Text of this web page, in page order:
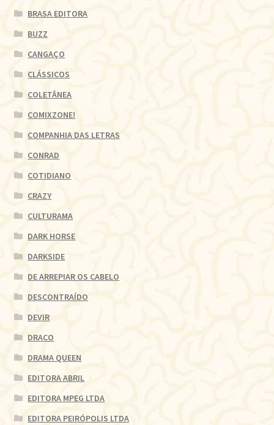
BRASA EDITORA
BUZZ
CANGAÇO
CLÁSSICOS
COLETÂNEA
COMIXZONE!
COMPANHIA DAS LETRAS
CONRAD
COTIDIANO
CRAZY
CULTURAMA
DARK HORSE
DARKSIDE
DE ARREPIAR OS CABELO
DESCONTRAÍDO
DEVIR
DRACO
DRAMA QUEEN
EDITORA ABRIL
EDITORA MPEG LTDA
EDITORA PEIRÓPOLIS LTDA